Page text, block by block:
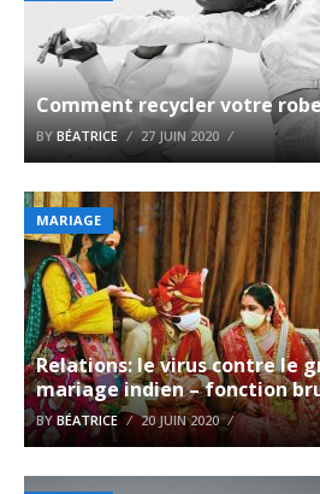
Comment recycler votre
BY BÉATRICE 27 JUIN 2020
MARIAGE
Relations: le virus contre le
mariage indien – fonction
BYBÉATRICE 20 JUIN 2020